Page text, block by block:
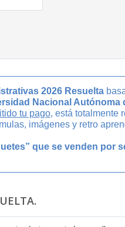
2026 Resuelta
Nacional Autónoma
tu pago, está totalmente
imágenes y retro
que se venden por